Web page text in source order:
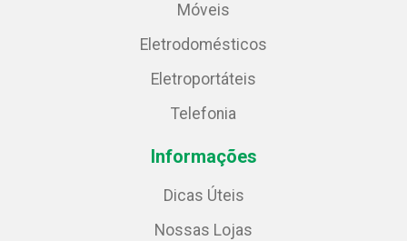
Móveis
Eletrodomésticos
Eletroportáteis
Telefonia
Informações
Dicas Úteis
Nossas Lojas